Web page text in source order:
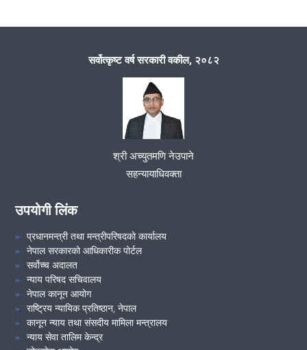
VIEW ALL
सर्वोत्कृष्ट वर्ष सरकारी वकील, २०८२
श्री अच्युतमणि नेउपाने
सहन्यायाधिवक्ता
उपयोगी लिंक
प्रधानमन्त्री तथा मन्त्रीपरिषदको कार्यालय
नेपाल सरकारको आधिकारीक पोर्टल
सर्वोच्च अदालत
न्याय परिषद सचिवालय
नेपाल कानून आयोग
राष्ट्रिय न्यायिक प्रतिष्ठान, नेपाल
कानून न्याय तथा संसदीय मामिला मन्त्रालय
न्याय सेवा तालिम केन्द्र